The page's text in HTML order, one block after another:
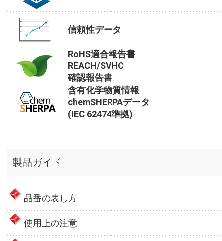
信頼性データ
RoHS適合報告書
REACH/SVHC
確認報告書
含有化学物質情報
chemSHERPAデータ
(IEC 62474準拠)
製品ガイド
品番の表し方
使用上の注意